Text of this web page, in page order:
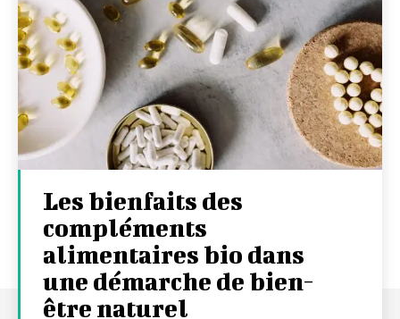
Les bienfaits des
compléments
alimentaires bio dans
une démarche de bien-
être naturel